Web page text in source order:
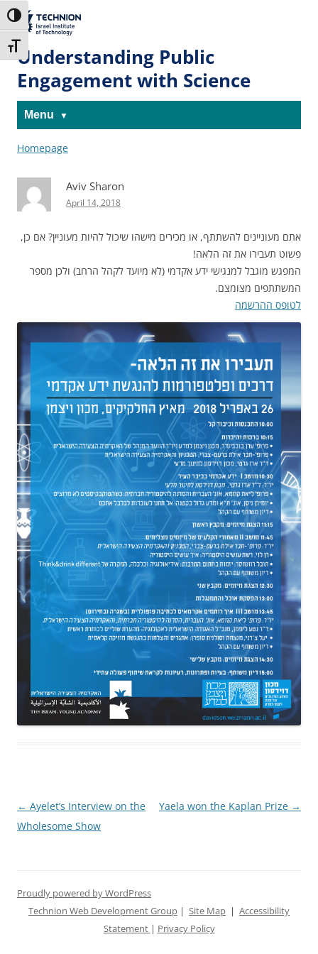
to
Content
to
navigation
Toggle High Contrast
Toggle Font size
The Technion
Site
Understanding Public
Engagement with Science
Menu
Homepage
Aviv Sharon
April 14, 2018
אתם מעוניינים להשתתף, או מכירים מישהו שיכול להיות מעוניין? אם כן,
פשוט תעבירו את זה הלאה!
המפגש מוגבל למנגישי ידע אקדמי (לא מיועד לקהל הרחב) ולכן מספר
המשתתפים מצומצם.
לטופס ההרשמה
Post
navigation
← Ayelet’s Interview on the
Wholesome Show
Yaela won the Kaplan Prize →
Proudly powered by WordPress
Technion Web Development Group | Site Map | Accessibility
Statement | Privacy Policy